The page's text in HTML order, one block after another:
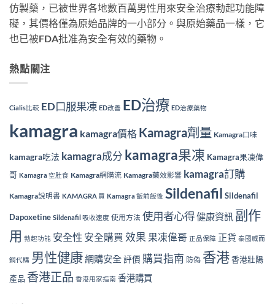
仿製藥，已被世界各地數百萬男性用來安全治療勃起功能障
礙，其價格僅為原始品牌的一小部分。與原始藥品一樣，它
也已被FDA批准為安全有效的藥物。
熱點關注
Cialis比較 ED口服果凍 ED改善 ED治療 ED治療藥物
kamagra kamagra價格 Kamagra劑量 Kamagra口味
kamagra吃法 kamagra成分 kamagra果凍 Kamagra果凍偉
哥 Kamagra 空肚食 Kamagra網購流 Kamagra藥效影響 kamagra訂購
Kamagra說明書 KAMAGRA 買 Kamagra 飯前飯後 Sildenafil Sildenafil
Dapoxetine Sildenafil 吸收速度 使用方法 使用者心得健康資訊 副作
用 勃起功能 安全性 安全購買 效果 果凍偉哥 正品保障 正貨 泰國威而
鋼代購 男性健康網購安全評價 購買指南 防偽 香港香港壯陽
產品 香港正品 香港用家指南 香港購買